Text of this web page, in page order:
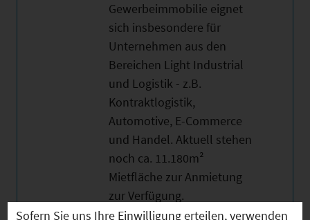
Gewerbeimmobilie eignet
sich insbesondere für
Unternehmen aus den
Bereichen Light Industrial
und Logistik - z.B.
Kontraktlogistik,
Automotive, E-Commerce
und Handel. Aktuell stehen
noch ca. 11.180m²
Mietfläche zur Anmietung
zur Verfügung.
Sofern Sie uns Ihre Einwilligung erteilen, verwenden